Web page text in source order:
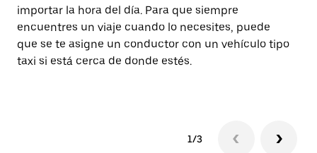
importar la hora del día. Para que siempre
encuentres un viaje cuando lo necesites, puede
que se te asigne un conductor con un vehículo tipo
taxi si está cerca de donde estés.
1/3